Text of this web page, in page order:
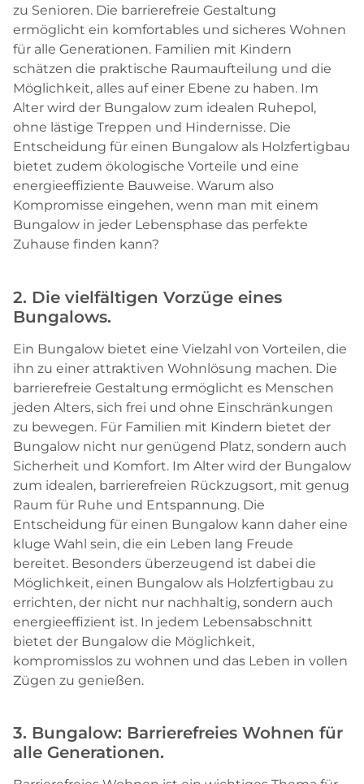
zu Senioren. Die barrierefreie Gestaltung
ermöglicht ein komfortables und sicheres Wohnen
für alle Generationen. Familien mit Kindern
schätzen die praktische Raumaufteilung und die
Möglichkeit, alles auf einer Ebene zu haben. Im
Alter wird der Bungalow zum idealen Ruhepol,
ohne lästige Treppen und Hindernisse. Die
Entscheidung für einen Bungalow als Holzfertigbau
bietet zudem ökologische Vorteile und eine
energieeffiziente Bauweise. Warum also
Kompromisse eingehen, wenn man mit einem
Bungalow in jeder Lebensphase das perfekte
Zuhause finden kann?
2. Die vielfältigen Vorzüge eines
Bungalows.
Ein Bungalow bietet eine Vielzahl von Vorteilen, die
ihn zu einer attraktiven Wohnlösung machen. Die
barrierefreie Gestaltung ermöglicht es Menschen
jeden Alters, sich frei und ohne Einschränkungen
zu bewegen. Für Familien mit Kindern bietet der
Bungalow nicht nur genügend Platz, sondern auch
Sicherheit und Komfort. Im Alter wird der Bungalow
zum idealen, barrierefreien Rückzugsort, mit genug
Raum für Ruhe und Entspannung. Die
Entscheidung für einen Bungalow kann daher eine
kluge Wahl sein, die ein Leben lang Freude
bereitet. Besonders überzeugend ist dabei die
Möglichkeit, einen Bungalow als Holzfertigbau zu
errichten, der nicht nur nachhaltig, sondern auch
energieeffizient ist. In jedem Lebensabschnitt
bietet der Bungalow die Möglichkeit,
kompromisslos zu wohnen und das Leben in vollen
Zügen zu genießen.
3. Bungalow: Barrierefreies Wohnen für
alle Generationen.